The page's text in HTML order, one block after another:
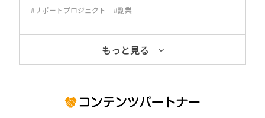
#サポートプロジェクト
#副業
もっと見る